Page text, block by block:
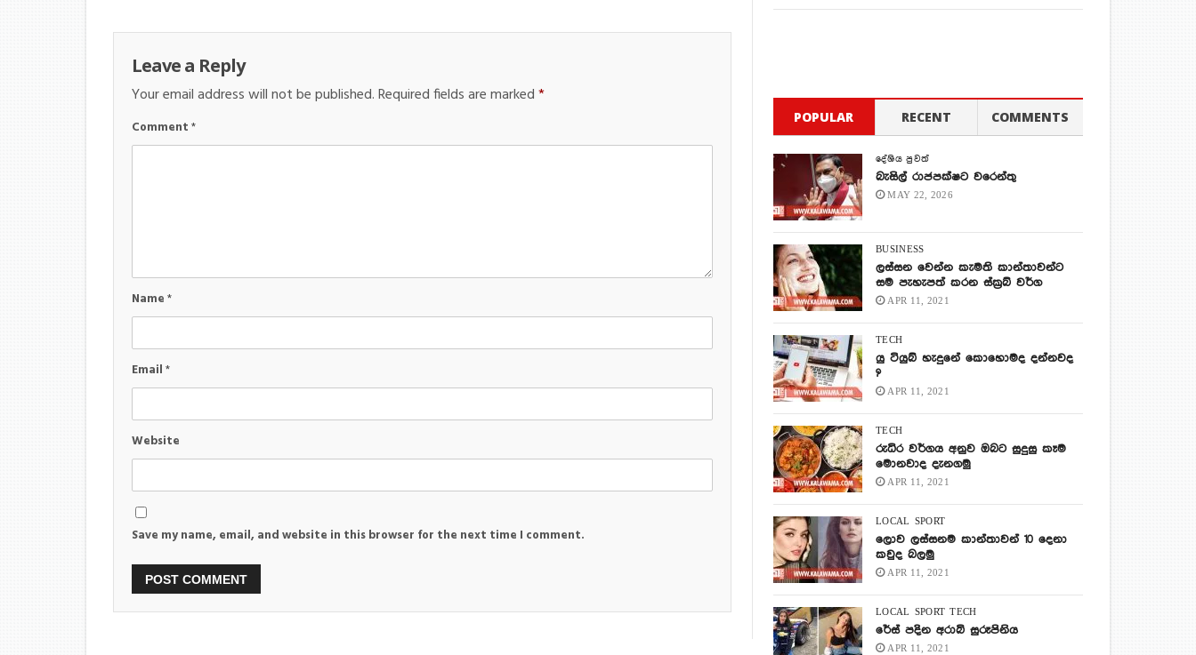
Leave a Reply
Your email address will not be published.Required fields are marked*
Comment*
Name*
Email*
Website
Save my name, email, and website in this browser for the next time I comment.
POPULAR RECENT COMMENTS
දේශිය පුවත්
බැසිල් රාජපක්ෂට වරෙන්තු
MAY 22, 2026
BUSINESS
ලස්සන වෙන්න කැමති කාන්තාවන්ට
සම පැහැපත් කරන ස්ක්‍රබ් වර්ග
APR 11, 2021
TECH
යු ටියුබ් හැදුනේ කොහොමද දන්නවද
?
APR 11, 2021
TECH
රුධිර වර්ගය අනුව ඔබට සුදුසු කෑම
මොනවාද දැනගමු
APR 11, 2021
LOCAL SPORT
ලොව ලස්සනම කාන්තාවන් 10 දෙනා
කවුද බලමු
APR 11, 2021
LOCAL SPORT TECH
රේස් පදින අරාබි සුරූපිනිය
APR 11, 2021